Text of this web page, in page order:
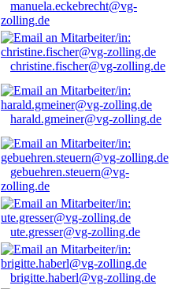
manuela.eckebrecht@vg-
zolling.de
christine.fischer@vg-zolling.de
harald.gmeiner@vg-zolling.de
gebuehren.steuern@vg-
zolling.de
ute.gresser@vg-zolling.de
brigitte.haberl@vg-zolling.de